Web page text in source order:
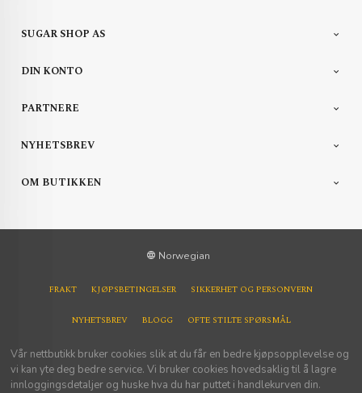
SUGAR SHOP AS
DIN KONTO
PARTNERE
NYHETSBREV
OM BUTIKKEN
Norwegian
FRAKT KJØPSBETINGELSER SIKKERHET OG PERSONVERN
NYHETSBREV BLOGG OFTE STILTE SPØRSMÅL
Vår nettbutikk bruker cookies slik at du får en bedre kjøpsopplevelse og
vi kan yte deg bedre service. Vi bruker cookies hovedsaklig til å lagre
innloggingsdetaljer og huske hva du har puttet i handlekurven din.